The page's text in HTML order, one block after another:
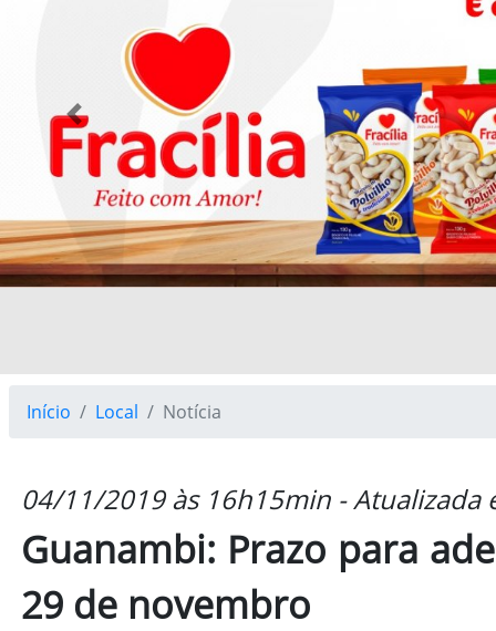
Previous
Início Local Notícia
04/11/2019 às 16h15min -
Guanambi: Prazo para
29 de novembro